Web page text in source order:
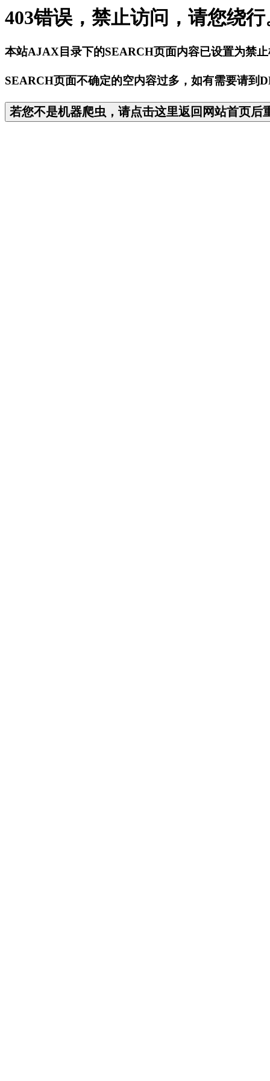
403错误，禁止访问，请您绕行
本站AJAX目录下的SEARCH页面内容已设置为禁
SEARCH页面不确定的空内容过多，如有需要请到
若您不是机器爬虫，请点击这里返回网站首页后